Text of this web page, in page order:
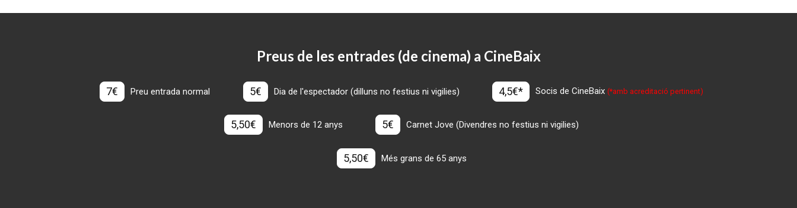
Preus de les entrades (de cinema) a CineBaix
7€ Preu entrada normal 5€ Dia de l'espectador (dilluns no festius ni vigilies) 4,5€* Socis de CineBaix(*amb acreditació pertinent)
5,50€ Menors de 12 anys 5€ Carnet Jove (Divendres no festius ni vigilies)
5,50€ Més grans de 65 anys